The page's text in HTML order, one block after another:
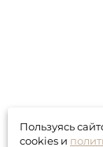
Пользуясь
cookies и